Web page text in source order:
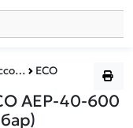
ECO ECO
AEP-40-600